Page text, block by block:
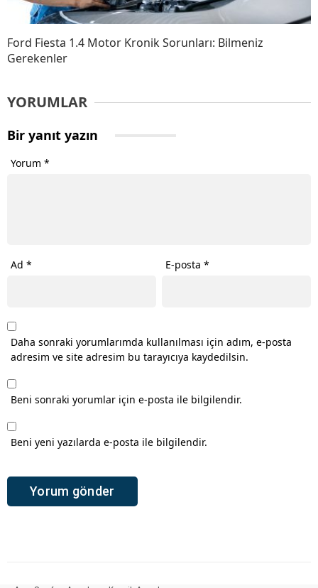
Ford Fiesta 1.4 Motor Kronik Sorunları: Bilmeniz
Gerekenler
YORUMLAR
Bir yanıt yazın
Yorum *
Ad * E-posta*
Daha sonraki yorumlarımda kullanılması için adım, e-posta
adresim ve site adresim bu tarayıcıya kaydedilsin.
Beni sonraki yorumlar için e-posta ile bilgilendir.
Beni yeni yazılarda e-posta ile bilgilendir.